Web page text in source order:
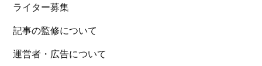
ライター募集
記事の監修について
運営者・広告について